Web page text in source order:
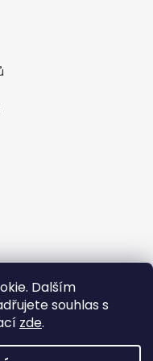
Dalším
souhlas s
zde.